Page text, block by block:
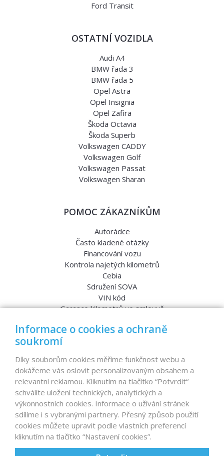
Ford Transit
OSTATNÍ VOZIDLA
Audi A4
BMW řada 3
BMW řada 5
Opel Astra
Opel Insignia
Opel Zafira
Škoda Octavia
Škoda Superb
Volkswagen CADDY
Volkswagen Golf
Volkswagen Passat
Volkswagen Sharan
POMOC ZÁKAZNÍKŮM
Autorádce
Často kladené otázky
Financování vozu
Kontrola najetých kilometrů
Cebia
Sdružení SOVA
VIN kód
Garance kilometrů ve smlouvě
Nabídka vozů
Reference
Dovoz aut na míru – pro koho je určen?
Garanční program
Prodat auto
Finance
Prodaná auta
Proč D1 CARS?
Informace o cookies a ochraně
soukromí
Díky souborům cookies měříme funkčnost webu a
dokážeme vás oslovit personalizovaným obsahem a
relevantní reklamou. Kliknutím na tlačítko “Potvrdit“
schválíte uložení technických, analytických a
výkonnostních cookies. Informace o užívání stránek
sdílíme i s vybranými partnery. Přesný způsob použití
cookies můžete upravit podle vlastních preferencí
kliknutím na tlačítko “Nastavení cookies”.